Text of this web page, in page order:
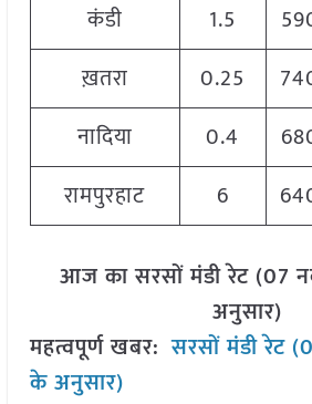
कंडी 1.5
ख़तरा
0.25
नादिया
0.4
रामपुरहाट
6
आज का सरसों मंडी रेट (07
अनुसार)
महत्वपूर्ण खबर: सरसों मंडी रेट
के अनुसार)